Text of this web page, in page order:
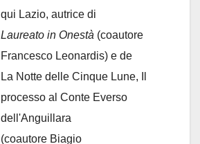
qui Lazio, autrice di
Laureato in Onestà (coautore
Francesco Leonardis) e de
La Notte delle Cinque Lune, Il
processo al Conte Everso
dell'Anguillara
(coautore Biagio